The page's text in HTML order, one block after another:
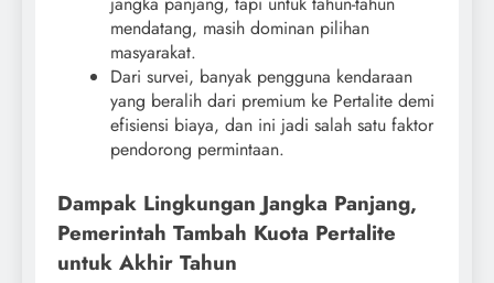
mendatang, masih dominan pilihan
masyarakat.
Dari survei, banyak pengguna kendaraan
yang beralih dari premium ke Pertalite demi
efisiensi biaya, dan ini jadi salah satu faktor
pendorong permintaan.
Dampak Lingkungan Jangka Panjang,
Pemerintah Tambah Kuota Pertalite
untuk Akhir Tahun